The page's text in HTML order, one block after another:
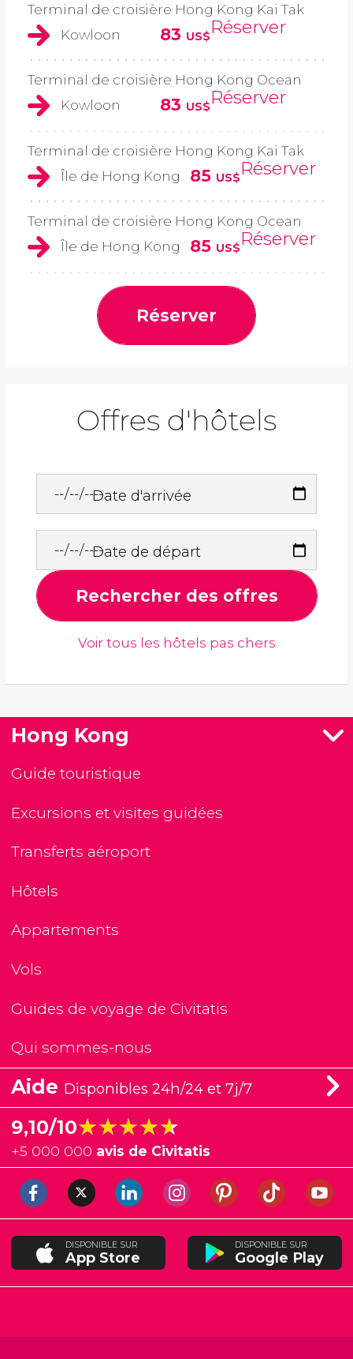
Terminal de croisière Hong Kong Kai Tak
Kowloon
83 US$Réserver
Terminal de croisière Hong Kong Ocean
Kowloon
83 US$Réserver
Terminal de croisière Hong Kong Kai Tak
Île de Hong Kong
85 US$Réserver
Terminal de croisière Hong Kong Ocean
Île de Hong Kong
85 US$Réserver
Réserver
Offres d'hôtels
Date d'arrivée
Date de départ
Rechercher des offres
Voir tous les hôtels pas chers
Hong Kong
Guide touristique
Excursions et visites guidées
Transferts aéroport
Hôtels
Appartements
Vols
Guides de voyage de Civitatis
Qui sommes-nous
Aide Disponibles 24h/24 et 7j/7
9,10/10★★★★★
★★★★★
+5 000 000 avis de Civitatis
DISPONIBLE SUR
App Store
DISPONIBLE SUR
Google Play